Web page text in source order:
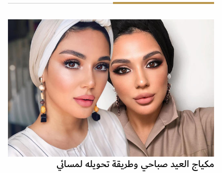
مكياج العيد صباحي وطريقة تحويله لمسائي